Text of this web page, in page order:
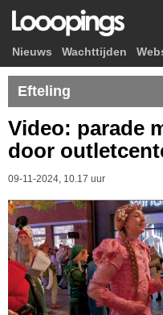
Nieuws Wachttijden
Efteling
Video: parade
door
09-11-2024, 10.17 uur